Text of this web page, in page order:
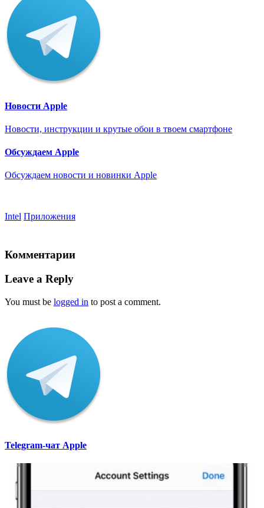
Новости Apple
Новости, инструкции и крутые обои в твоем смартфоне
Обсуждаем Apple
Обсуждаем новости и новинки Apple
Intel Приложения
Комментарии
Leave a Reply
You must be logged in to post a comment.
Telegram-чат Apple